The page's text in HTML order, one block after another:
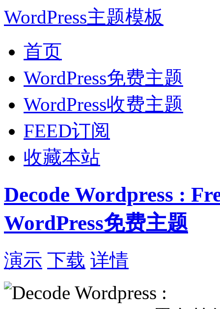
WordPress主题模板
首页
WordPress免费主题
WordPress收费主题
FEED订阅
收藏本站
Decode Wordpress :
WordPress免费主题
演示 下载 详情